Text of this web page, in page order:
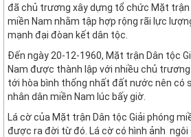
đã chủ trương xây dựng tổ chức Mặt
miền Nam nhằm tập hợp rộng rãi lực
mạnh đại đòan kết dân tộc.
Đến ngày 20-12-1960, Mặt trận Dân tộc
Nam được thành lập với nhiều chủ
tới hòa bình thống nhất đất nước nên có
nhân dân miền Nam lúc bấy giờ.
Lá cờ của Mặt trận Dân tộc Giải phóng
được ra đời từ đó. Lá cờ có hình ảnh ngôi